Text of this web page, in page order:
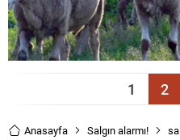
1 2
Anasayfa Salgın alarmı!